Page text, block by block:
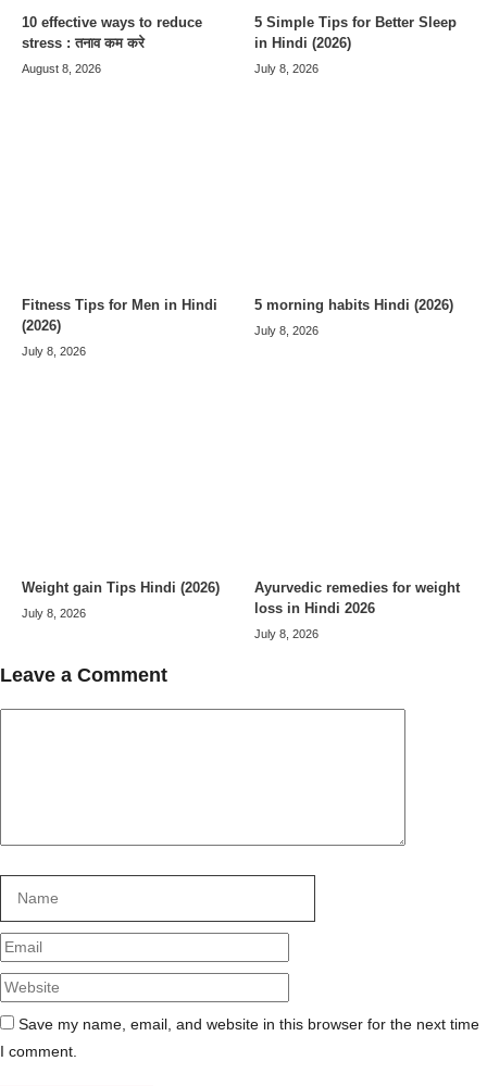
10 effective ways to reduce
stress : तनाव कम करे
August 8, 2026
5 Simple Tips for Better Sleep
in Hindi (2026)
July 8, 2026
Fitness Tips for Men in Hindi
(2026)
July 8, 2026
5 morning habits Hindi (2026)
July 8, 2026
Weight gain Tips Hindi (2026)
July 8, 2026
Ayurvedic remedies for weight
loss in Hindi 2026
July 8, 2026
Leave a Comment
Save my name, email, and website in this browser for the next time
I comment.